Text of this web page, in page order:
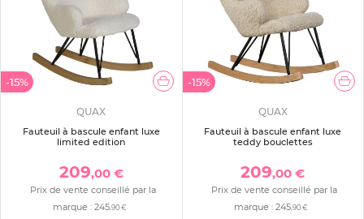
-15%
QUAX
Fauteuil à bascule enfant luxe
limited edition
209,00 €
Prix de vente conseillé par la
marque : 245,90 €
-15%
QUAX
Fauteuil à bascule enfant luxe
teddy bouclettes
209,00 €
Prix de vente conseillé par la
marque :245,90 €